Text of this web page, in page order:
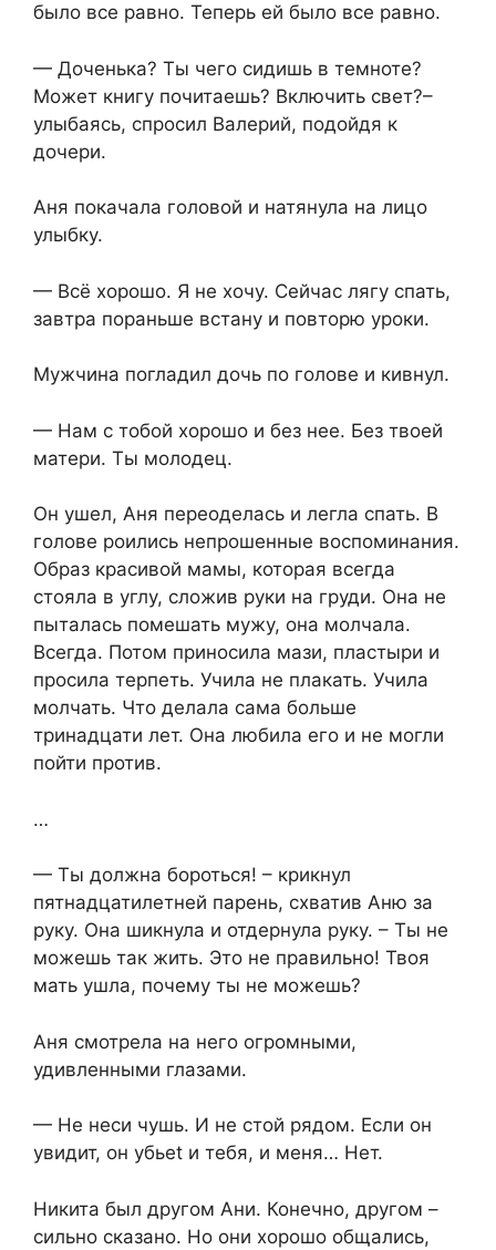
было все равно. Теперь ей было все равно.
— Доченька? Ты чего сидишь в темноте?
Может книгу почитаешь? Включить свет?–
улыбаясь, спросил Валерий, подойдя к
дочери.
Аня покачала головой и натянула на лицо
улыбку.
— Всё хорошо. Я не хочу. Сейчас лягу спать,
завтра пораньше встану и повторю уроки.
Мужчина погладил дочь по голове и кивнул.
— Нам с тобой хорошо и без нее. Без твоей
матери. Ты молодец.
Он ушел, Аня переоделась и легла спать. В
голове роились непрошенные воспоминания.
Образ красивой мамы, которая всегда
стояла в углу, сложив руки на груди. Она не
пыталась помешать мужу, она молчала.
Всегда. Потом приносила мази, пластыри и
просила терпеть. Учила не плакать. Учила
молчать. Что делала сама больше
тринадцати лет. Она любила его и не могли
пойти против.
…
— Ты должна бороться! – крикнул
пятнадцатилетней парень, схватив Аню за
руку. Она шикнула и отдернула руку. – Ты не
можешь так жить. Это не правильно! Твоя
мать ушла, почему ты не можешь?
Аня смотрела на него огромными,
удивленными глазами.
— Не неси чушь. И не стой рядом. Если он
увидит, он убьеt и тебя, и меня… Нет.
Никита был другом Ани. Конечно, другом –
сильно сказано. Но они хорошо общались,